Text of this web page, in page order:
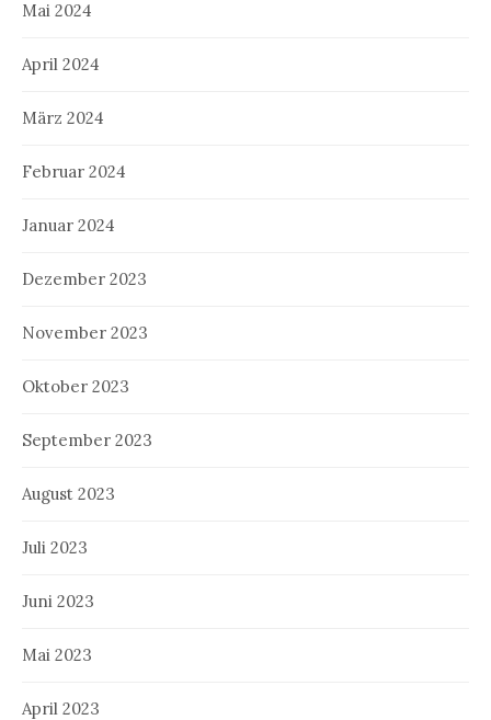
Mai 2024
April 2024
März 2024
Februar 2024
Januar 2024
Dezember 2023
November 2023
Oktober 2023
September 2023
August 2023
Juli 2023
Juni 2023
Mai 2023
April 2023